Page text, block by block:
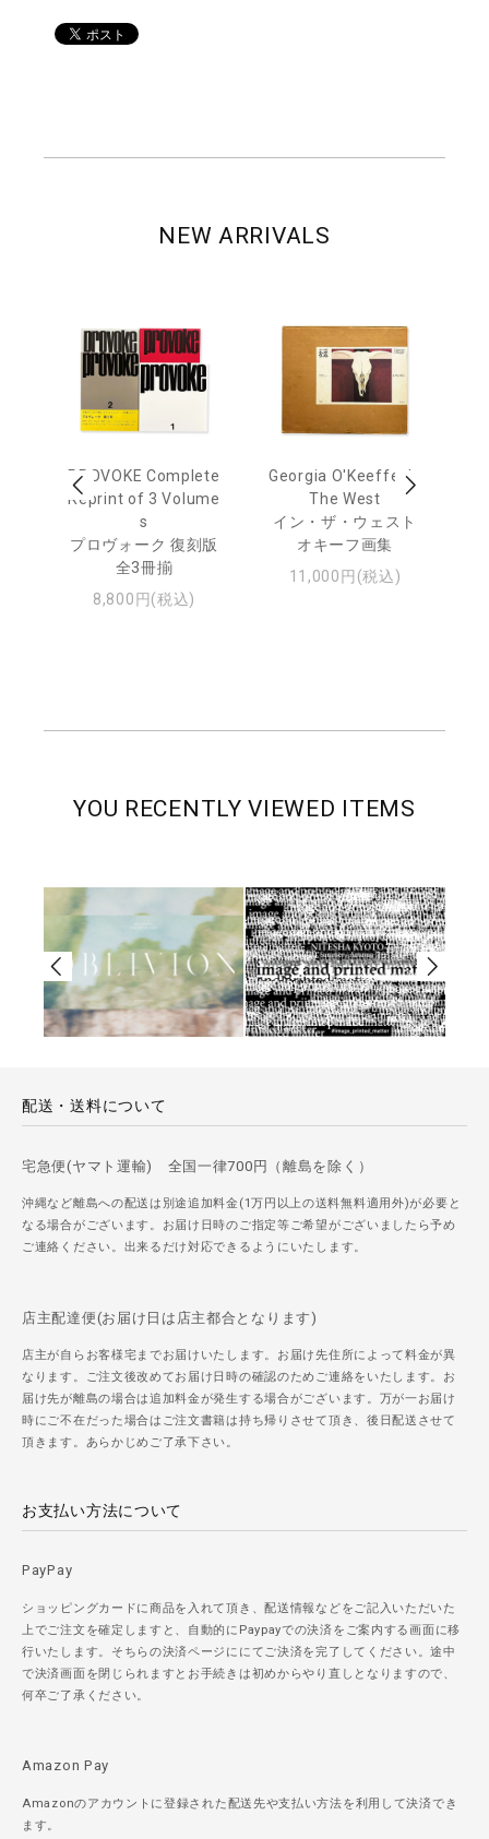
NEW ARRIVALS
PROVOKE Complete
Reprint of 3 Volume
s
プロヴォーク 復刻版
全3冊揃
8,800円(税込)
Georgia O'Keeffe: In
The West
イン・ザ・ウェスト
オキーフ画集
11,000円(税込)
YOU RECENTLY VIEWED ITEMS
配送・送料について
宅急便(ヤマト運輸) 全国一律700円（離島を除く）
沖縄など離島への配送は別途追加料金(1万円以上の送料無料適用外)が必要と
なる場合がございます。お届け日時のご指定等ご希望がございましたら予め
ご連絡ください。出来るだけ対応できるようにいたします。
店主配達便(お届け日は店主都合となります)
店主が自らお客様宅までお届けいたします。お届け先住所によって料金が異
なります。ご注文後改めてお届け日時の確認のためご連絡をいたします。お
届け先が離島の場合は追加料金が発生する場合がございます。万が一お届け
時にご不在だった場合はご注文書籍は持ち帰りさせて頂き、後日配送させて
頂きます。あらかじめご了承下さい。
お支払い方法について
PayPay
ショッピングカードに商品を入れて頂き、配送情報などをご記入いただいた
上でご注文を確定しますと、自動的にPaypayでの決済をご案内する画面に移
行いたします。そちらの決済ページににてご決済を完了してください。途中
で決済画面を閉じられますとお手続きは初めからやり直しとなりますので、
何卒ご了承ください。
Amazon Pay
Amazonのアカウントに登録された配送先や支払い方法を利用して決済でき
ます。